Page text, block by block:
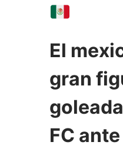
El
gran
FC